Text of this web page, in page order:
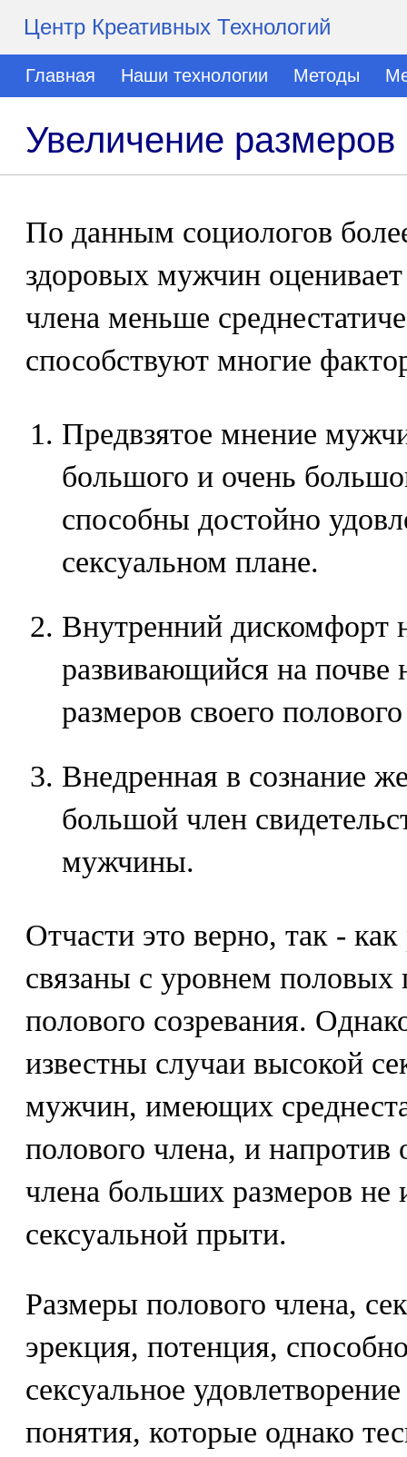
Центр Креативных Технологий
Главная Наши технологии Методы
Увеличение размеров
По данным социологов
здоровых мужчин
члена меньше
способствуют многие
Предвзятое мнение
большого и очень
способны достойно
сексуальном плане.
Внутренний дискомфорт
развивающийся на почве
размеров своего
Внедренная в сознание
большой член
мужчины.
Отчасти это верно, так -
связаны с уровнем
полового созревания.
известны случаи высокой
мужчин, имеющих
полового члена, и напротив
члена больших размеров не
сексуальной прыти.
Размеры полового члена,
эрекция, потенция,
сексуальное
понятия, которые однако